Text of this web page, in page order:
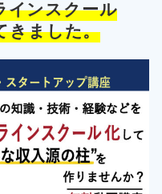
インスクール
きました。